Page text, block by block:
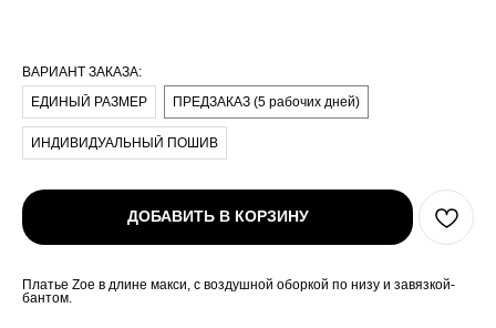
ВАРИАНТ ЗАКАЗА:
ЕДИНЫЙ РАЗМЕР
ПРЕДЗАКАЗ (5 рабочих дней)
ИНДИВИДУАЛЬНЫЙ ПОШИВ
ДОБАВИТЬ В КОРЗИНУ
Платье Zoe в длине макси, с воздушной оборкой по низу и завязкой-
бантом.